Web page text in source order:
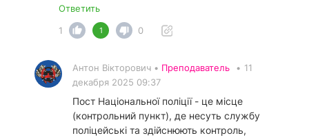
Ответить
1
1 0
Антон Вікторович • Преподаватель • 11
декабря 2025 09:37
Пост Національної поліції - це місце
(контрольний пункт), де несуть службу
поліцейські та здійснюють контроль,